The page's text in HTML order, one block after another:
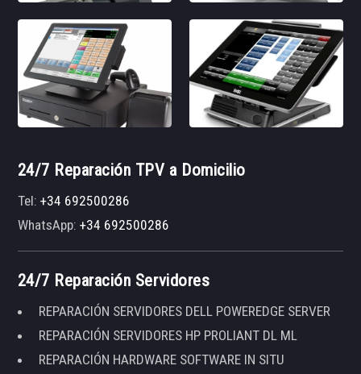
24/7 Reparación TPV a Domicilio
Tel:+34 692500286
WhatsApp:+34 692500286
24/7 Reparación Servidores
REPARACIÓN SERVIDORES DELL POWEREDGE SERVER
REPARACIÓN SERVIDORES HP PROLIANT DL ML
REPARACIÓN HARDWARE SOFTWARE IN SITU